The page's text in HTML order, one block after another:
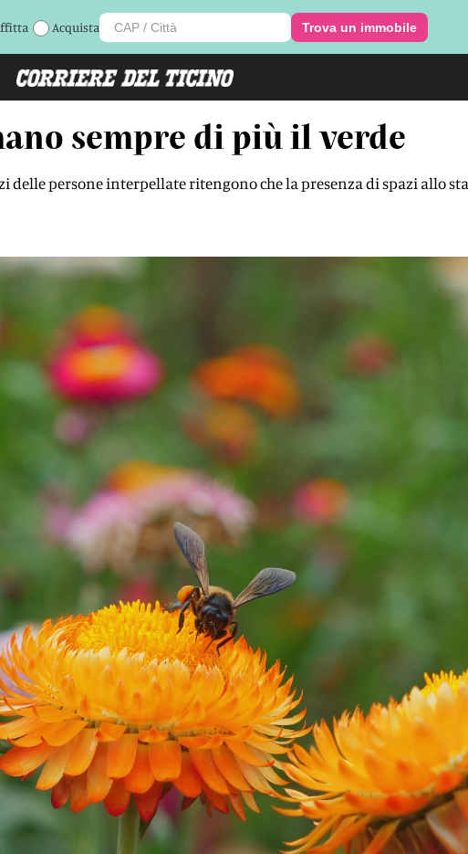
Acquista Trova un immobile
sempre di più il verde
delle persone interpellate ritengono che la presenza di spazi allo